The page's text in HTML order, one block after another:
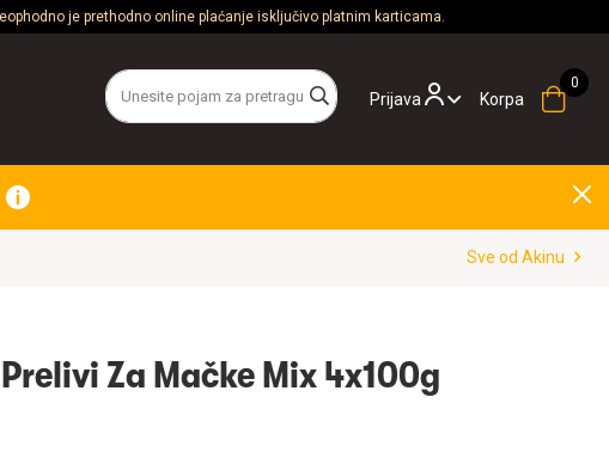
je prethodno online plaćanje isključivo platnim karticama.
Prijava Korpa
Sve od Akinu
Za Mačke Mix 4x100g